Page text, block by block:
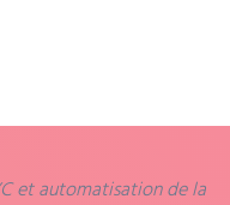
et automatisation de la